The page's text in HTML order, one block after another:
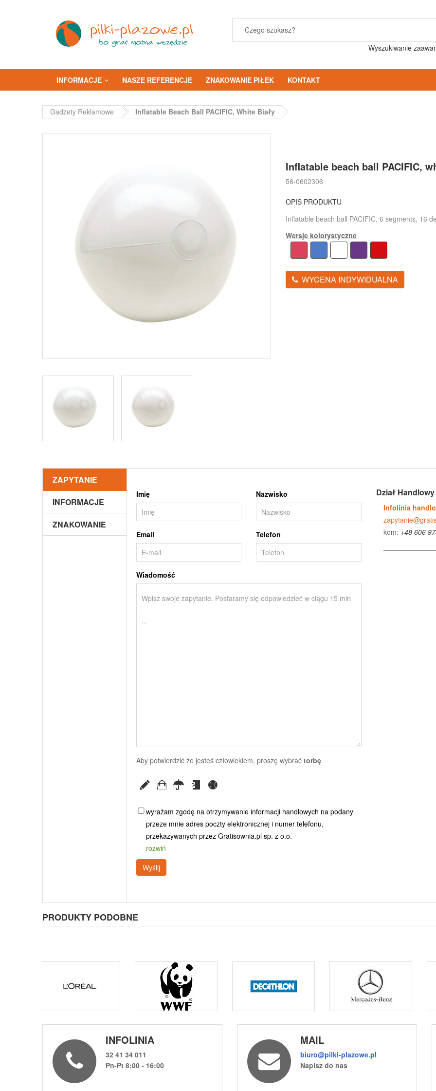
Wyszukiwanie
INFORMACJE NASZE REFERENCJE ZNAKOWANIE PIŁEK KONTAKT
Gadżety Reklamowe Inflatable Beach Ball PACIFIC, White Biały
Inflatable beach ball PACIFIC,
56-0602306
OPIS PRODUKTU
Inflatable beach ball PACIFIC, 6 segments, 16
Wersje kolorystyczne
WYCENA INDYWIDUALNA
ZAPYTANIE
INFORMACJE
ZNAKOWANIE
Imię Nazwisko
Email Telefon
Wiadomość
Aby potwierdzić że jesteś człowiekiem, proszę wybrać torbę
wyrażam zgodę na otrzymywanie informacji handlowych na podany
przeze mnie adres poczty elektronicznej i numer telefonu,
przekazywanych przez Gratisownia.pl sp. z o.o.
rozwiń
Wyślij
Dział
Infolinia
kom: +48 606
PRODUKTY PODOBNE
INFOLINIA
32 41 34 011
Pn-Pt 8:00 - 16:00
MAIL
biuro@pilki-plazowe.pl
Napisz do nas